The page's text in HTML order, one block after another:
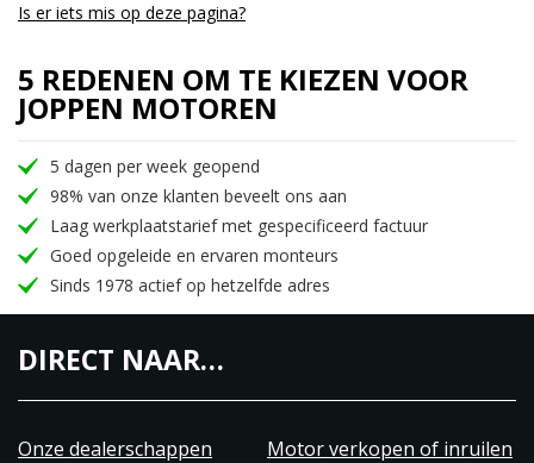
Is er iets mis op deze pagina?
5 REDENEN OM TE KIEZEN VOOR
JOPPEN MOTOREN
5 dagen per week geopend
98% van onze klanten beveelt ons aan
Laag werkplaatstarief met gespecificeerd factuur
Goed opgeleide en ervaren monteurs
Sinds 1978 actief op hetzelfde adres
DIRECT NAAR…
Onze dealerschappen
Motor verkopen of inruilen